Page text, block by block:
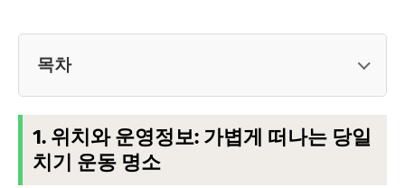
목차
1. 위치와 운영정보: 가볍게 떠나는 당일
치기 운동 명소